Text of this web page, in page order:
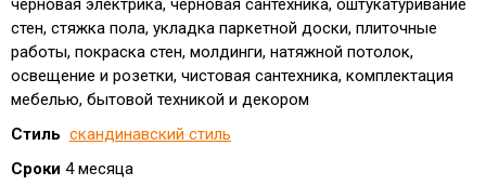
черновая электрика, черновая сантехника, оштукатуривание
стен, стяжка пола, укладка паркетной доски, плиточные
работы, покраска стен, молдинги, натяжной потолок,
освещение и розетки, чистовая сантехника, комплектация
мебелью, бытовой техникой и декором
Стиль скандинавский стиль
Сроки 4 месяца